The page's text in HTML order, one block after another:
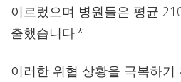
이르렀으며 병원들은 평균
출했습니다.*
이러한 위협 상황을 극복하